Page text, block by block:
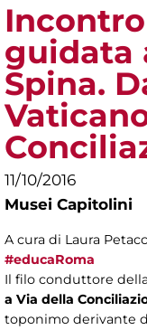
guidata
Spina.
11/10/2016
Musei Capitolini
A cura di Laura
#educaRoma
Il filo conduttore
a Via della
toponimo derivante